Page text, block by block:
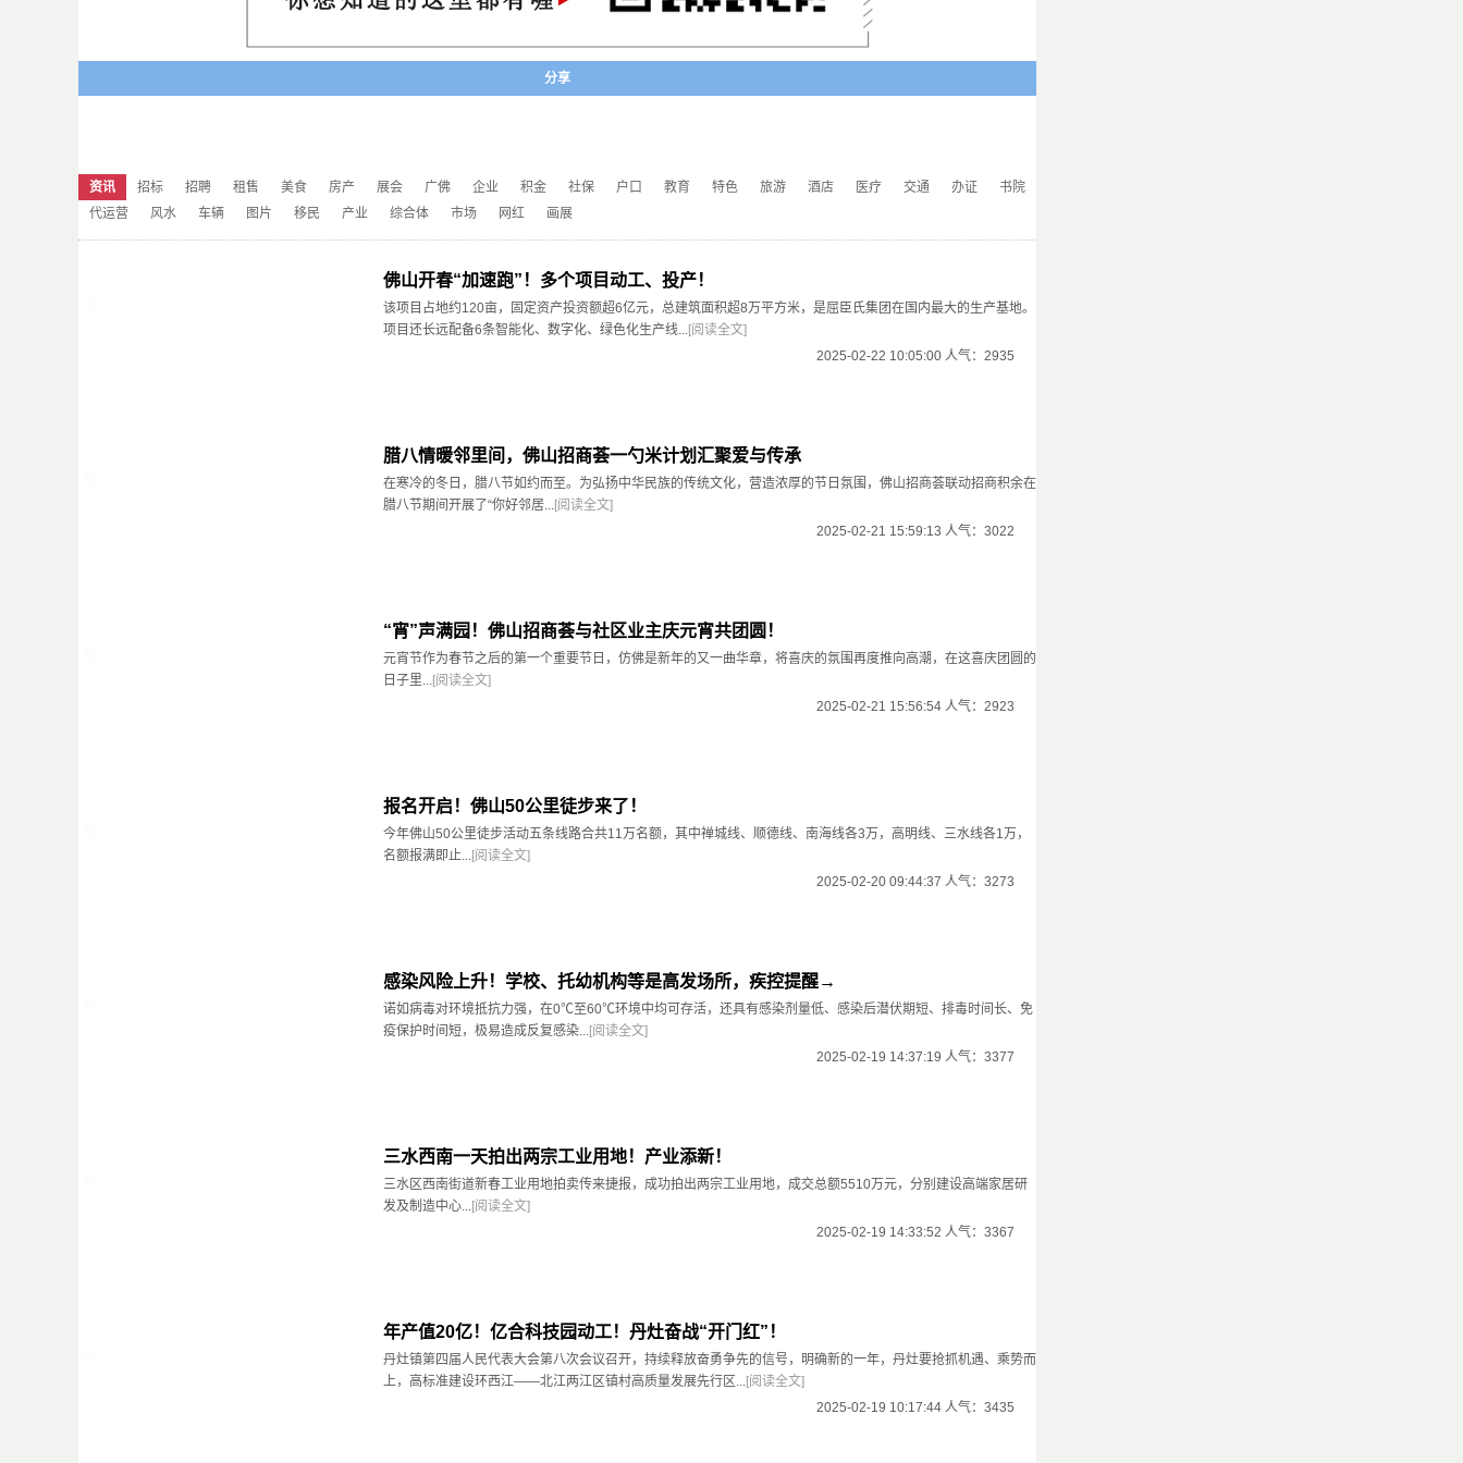
分享
资讯 招标 招聘 租售 美食 房产 展会 广佛 企业 积金 社保 户口 教育 特色 旅游 酒店 医疗 交通 办证
书院
代运营
风水 车辆 图片 移民 产业 综合体 市场 网红 画展
佛山开春“加速跑”！多个项目动工、投产！
该项目占地约120亩，固定资产投资额超6亿元，总建筑面积超8万平方米，是屈臣氏集团在国内最大的生产基地。
项目还长远配备6条智能化、数字化、绿色化生产线...[阅读全文]
2025-02-22 10:05:00 人气：2935
腊八情暖邻里间，佛山招商荟一勺米计划汇聚爱与传承
在寒冷的冬日，腊八节如约而至。为弘扬中华民族的传统文化，营造浓厚的节日氛围，佛山招商荟联动招商积余在
腊八节期间开展了“你好邻居...[阅读全文]
2025-02-21 15:59:13 人气：3022
“宵”声满园！佛山招商荟与社区业主庆元宵共团圆！
元宵节作为春节之后的第一个重要节日，仿佛是新年的又一曲华章，将喜庆的氛围再度推向高潮，在这喜庆团圆的
日子里...[阅读全文]
2025-02-21 15:56:54 人气：2923
报名开启！佛山50公里徒步来了！
今年佛山50公里徒步活动五条线路合共11万名额，其中禅城线、顺德线、南海线各3万，高明线、三水线各1万，
名额报满即止...[阅读全文]
2025-02-20 09:44:37 人气：3273
感染风险上升！学校、托幼机构等是高发场所，疾控提醒→
诺如病毒对环境抵抗力强，在0℃至60℃环境中均可存活，还具有感染剂量低、感染后潜伏期短、排毒时间长、免
疫保护时间短，极易造成反复感染...[阅读全文]
2025-02-19 14:37:19 人气：3377
三水西南一天拍出两宗工业用地！产业添新！
三水区西南街道新春工业用地拍卖传来捷报，成功拍出两宗工业用地，成交总额5510万元，分别建设高端家居研
发及制造中心...[阅读全文]
2025-02-19 14:33:52 人气：3367
年产值20亿！亿合科技园动工！丹灶奋战“开门红”！
丹灶镇第四届人民代表大会第八次会议召开，持续释放奋勇争先的信号，明确新的一年，丹灶要抢抓机遇、乘势而
上，高标准建设环西江——北江两江区镇村高质量发展先行区...[阅读全文]
2025-02-19 10:17:44 人气：3435